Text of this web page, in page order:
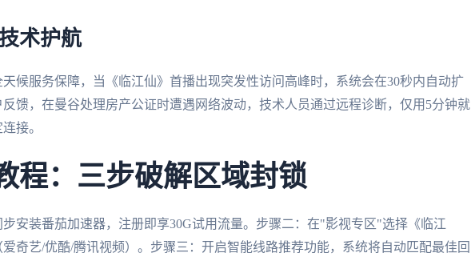
术护航
候服务保障，当《临江仙》首播出现突发性访问高峰时，系统会在30秒内自动扩
馈，在曼谷处理房产公证时遭遇网络波动，技术人员通过远程诊断，仅用5分钟就
接。
程：三步破解区域封锁
安装番茄加速器，注册即享30G试用流量。步骤二：在"影视专区"选择《临江
奇艺/优酷/腾讯视频）。步骤三：开启智能线路推荐功能，系统将自动匹配最佳回